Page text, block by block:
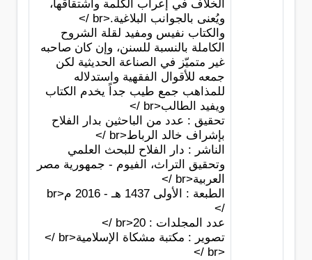
الخلاف في إعراب الكلمة واشتقاقها،
ويُعنى بالجوانب البلاغية.<br />
والكتاب نفيس ومفيد لقلة الشروح
الكاملة بالنسبة للسنن، وإن كان صاحبه
غير متميّز في الصناعة الحديثية لكن
جمعه للأقوال الفقهية واستدلاله
للمذاهب جمع طيب جداً يخدم الكتاب
ويفيد الطالب<br />
تحقيق : عدد من الباحثين بدار الفلاح
بإشراف خالد الرباط<br />
الناشر : دار الفلاح للبحث العلمي
وتحقيق التراث، الفيوم - جمهورية مصر
العربية<br />
الطبعة : الأولى 1437 هـ - 2016 م<br
/>
عدد المجلدات : 20<br />
تصوير : مكتبة مشكاة الإسلامية<br />
<br />